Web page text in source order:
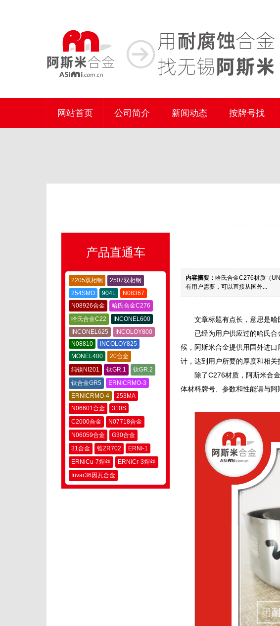
网站首页 公司简介 新闻动态 按牌号找
产品直通车
2205双相钢
2507双相钢
254SMO
904L
N08367
N08926合金
哈氏合金C276
哈氏合金C22
INCONEL600
INCONEL625
INCOLOY800
N08810
INCOLOY825
MONEL400
20合金
纯镍NI201
钛GR.1
钛GR.2
钛合金GR5
ERNICRMO-3
ERNICRMO-4
253MA
N06601合金
310S
C2000合金
N07718合金
N06059合金
G30合金
31合金
锆ZR702
ERNI-1
ERNiCu-7焊丝
ERNiCr-3焊丝
Invar36因瓦合金
内容摘要：哈氏合金C276材质（
有用户需要，可以直接从国外...
文章标题有点长，意思是哈
已经为用户供应过的哈氏
候，阿斯米合金提供用国外进
计，达到用户所要的厚度和相
除了C276材质，阿斯米合
体材料牌号、参数和性能请与阿